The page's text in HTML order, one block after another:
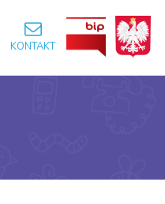
KONTAKT